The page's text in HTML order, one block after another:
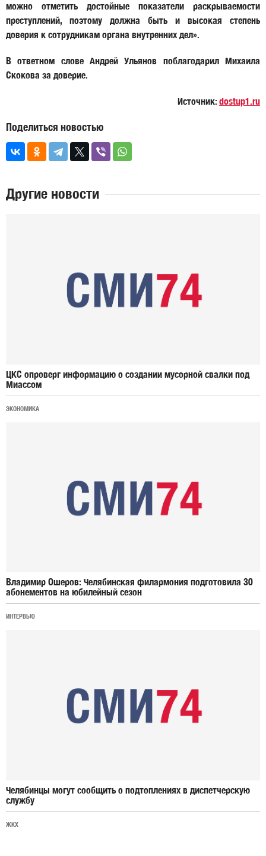
можно отметить достойные показатели раскрываемости
преступлений, поэтому должна быть и высокая степень
доверия к сотрудникам органа внутренних дел».
В ответном слове Андрей Ульянов поблагодарил Михаила
Скокова за доверие.
Источник: dostup1.ru
Поделиться новостью
Другие новости
ЦКС опроверг информацию о создании мусорной свалки под
Миассом
ЭКОНОМИКА
Владимир Ошеров: Челябинская филармония подготовила 30
абонементов на юбилейный сезон
ИНТЕРВЬЮ
Челябинцы могут сообщить о подтоплениях в диспетчерскую
службу
ЖКХ